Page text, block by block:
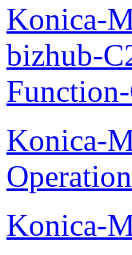
Konica-
bizhub-
Konica-
Konica-